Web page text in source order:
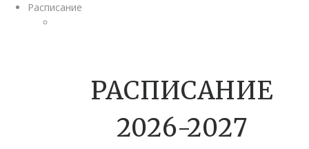
Расписание
РАСПИСАНИЕ
2026-2027